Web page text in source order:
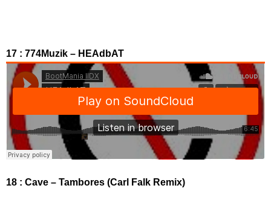
17 : 774Muzik – HEAdbAT
18 : Cave – Tambores (Carl Falk Remix)